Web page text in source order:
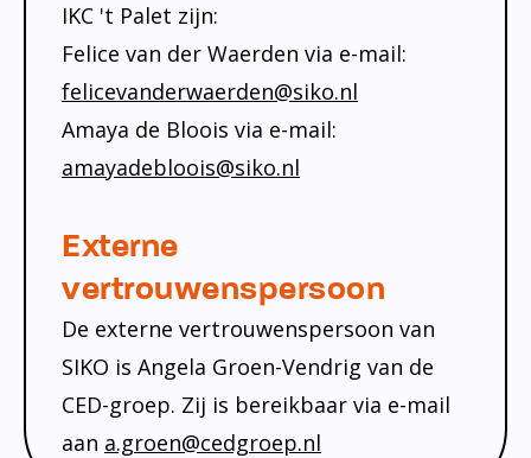
IKC 't Palet zijn:
Felice van der Waerden via e-mail:
felicevanderwaerden@siko.nl
Amaya de Bloois via e-mail:
amayadebloois@siko.nl
Externe
vertrouwenspersoon
De externe vertrouwenspersoon van
SIKO is Angela Groen-Vendrig van de
CED-groep. Zij is bereikbaar via e-mail
aan a.groen@cedgroep.nl